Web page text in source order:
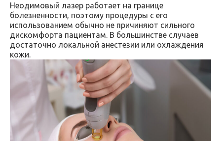
Неодимовый лазер работает на границе
болезненности, поэтому процедуры с его
использованием обычно не причиняют сильного
дискомфорта пациентам. В большинстве случаев
достаточно локальной анестезии или охлаждения
кожи.